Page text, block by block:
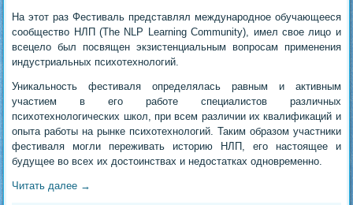
На этот раз Фестиваль представлял международное обучающееся
сообщество НЛП (The NLP Learning Community), имел свое лицо и
всецело был посвящен экзистенциальным вопросам применения
индустриальных психотехнологий.
Уникальность фестиваля определялась равным и активным
участием в его работе специалистов различных
психотехнологических школ, при всем различии их квалификаций и
опыта работы на рынке психотехнологий. Таким образом участники
фестиваля могли переживать историю НЛП, его настоящее и
будущее во всех их достоинствах и недостатках одновременно.
Читать далее →